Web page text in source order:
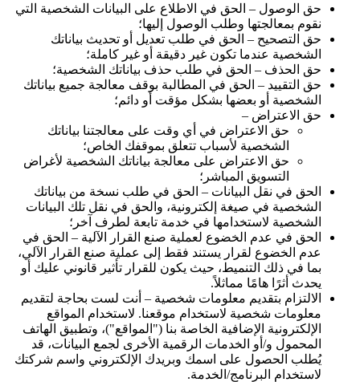
حق الوصول – الحق في الاطلاع على البيانات الشخصية التي
نقوم بمعالجتها وطلب الوصول إليها؛
حق التصحيح – الحق في طلب تعديل أو تحديث بياناتك
الشخصية عندما تكون غير دقيقة أو غير كاملة؛
حق الحذف – الحق في طلب حذف بياناتك الشخصية؛
حق التقييد – الحق في المطالبة بوقف معالجة جميع بياناتك
الشخصية أو بعضها بشكل مؤقت أو دائم؛
حق الاعتراض –
حق الاعتراض في أي وقت على معالجتنا بياناتك
الشخصية لأسباب تتعلق بموقفك الخاص؛
حق الاعتراض على معالجة بياناتك الشخصية لأغراض
التسويق المباشر؛
الحق في نقل البيانات – الحق في طلب نسخة من بياناتك
الشخصية في صيغة إلكترونية، والحق في نقل تلك البيانات
الشخصية لاستخدامها في خدمة تابعة لطرف آخر؛
الحق في عدم الخضوع لعملية صنع القرار الآلية – الحق في
عدم الخضوع لقرار يستند فقط إلى عملية صنع القرار الآلي،
بما في ذلك التنميط، حيث يكون للقرار تأثير قانوني عليك أو
يحدث أثرًا هامًا مماثلاً.
الالتزام بتقديم معلومات شخصية – أنت لست بحاجة لتقديم
معلومات شخصية لاستخدام موقعنا. لاستخدام المواقع
الإلكترونية الإضافية الخاصة بنا ("المواقع")، وتطبيق الهاتف
المحمول و/أو الخدمات الرقمية الأخرى لجمع البيانات، قد
يُطلب الحصول على اسمك وبريدك الإلكتروني واسم شركتك
لاستخدام البرنامج/الخدمة.